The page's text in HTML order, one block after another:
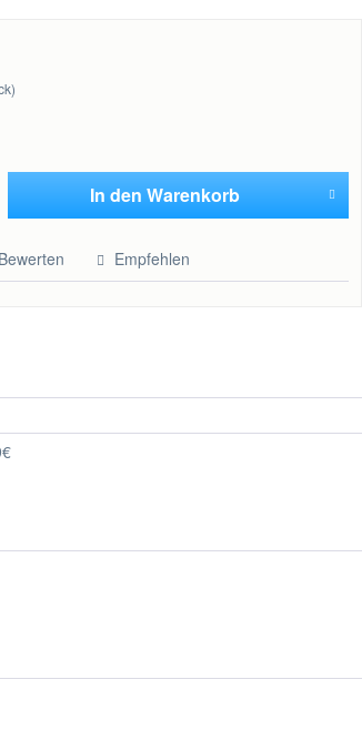
In den Warenkorb
Bewerten Empfehlen